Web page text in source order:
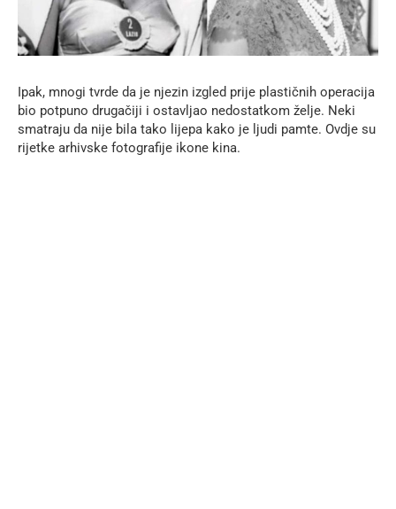
Ipak, mnogi tvrde da je njezin izgled prije plastičnih operacija
bio potpuno drugačiji i ostavljao nedostatkom želje. Neki
smatraju da nije bila tako lijepa kako je ljudi pamte. Ovdje su
rijetke arhivske fotografije ikone kina.